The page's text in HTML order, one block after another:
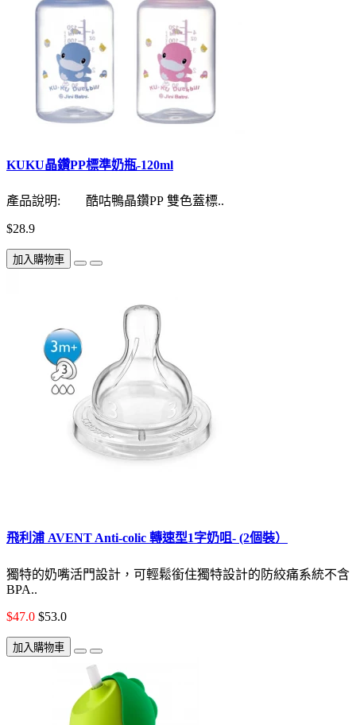
KUKU晶鑽PP標準奶瓶-120ml
產品說明: 酷咕鴨晶鑽PP 雙色蓋標..
$28.9
加入購物車
飛利浦 AVENT Anti-colic 轉速型1字奶咀- (2個裝）
獨特的奶嘴活門設計，可輕鬆銜住獨特設計的防絞痛系統不含
BPA..
$47.0 $53.0
加入購物車